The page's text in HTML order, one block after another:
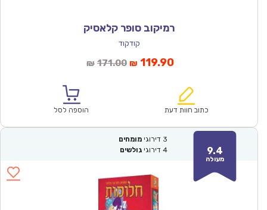
רמיקוב סופר קלאסיק
קודקוד
₪ 171.00המחיר
₪171.00.
₪ 119.90המחיר
הוא:
כתוב חוות דעת הוספה לסל
9.4
מעולה
3 דירוגי מומחים
4 דירוגי גולשים